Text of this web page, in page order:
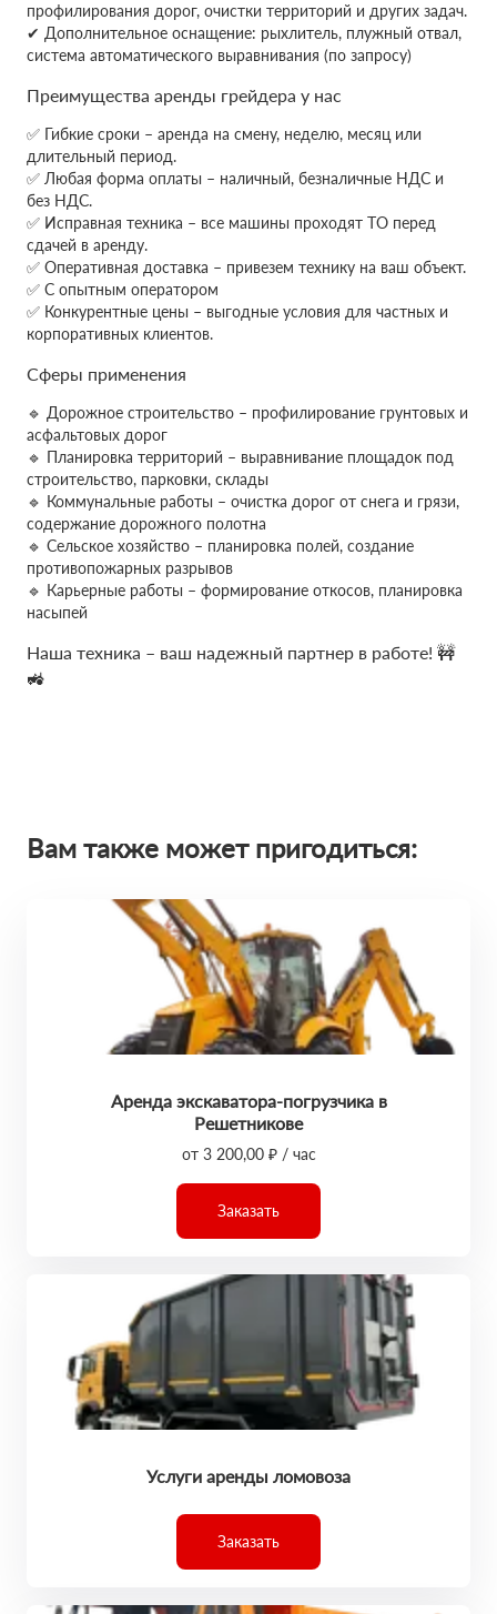
профилирования дорог, очистки территорий и других задач.
✔ Дополнительное оснащение: рыхлитель, плужный отвал,
система автоматического выравнивания (по запросу)
Преимущества аренды грейдера у нас
✅ Гибкие сроки – аренда на смену, неделю, месяц или
длительный период.
✅ Любая форма оплаты – наличный, безналичные НДС и
без НДС.
✅ Исправная техника – все машины проходят ТО перед
сдачей в аренду.
✅ Оперативная доставка – привезем технику на ваш объект.
✅ С опытным оператором
✅ Конкурентные цены – выгодные условия для частных и
корпоративных клиентов.
Сферы применения
🔹 Дорожное строительство – профилирование грунтовых и
асфальтовых дорог
🔹 Планировка территорий – выравнивание площадок под
строительство, парковки, склады
🔹 Коммунальные работы – очистка дорог от снега и грязи,
содержание дорожного полотна
🔹 Сельское хозяйство – планировка полей, создание
противопожарных разрывов
🔹 Карьерные работы – формирование откосов, планировка
насыпей
Наша техника – ваш надежный партнер в работе! 🚧
🚜
Вам также может пригодиться:
Аренда экскаватора-погрузчика в
Решетникове
от 3 200,00 ₽ / час
Заказать
Услуги аренды ломовоза
Заказать